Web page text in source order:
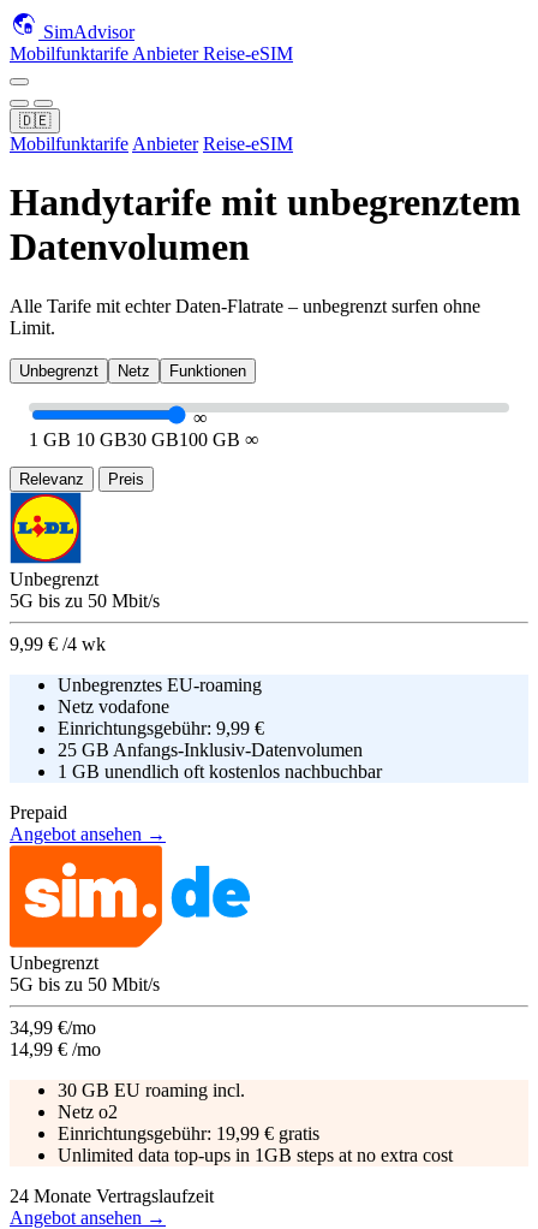
SimAdvisor
Mobilfunktarife AnbieterReise-eSIM
🇩🇪
Mobilfunktarife Anbieter Reise-eSIM
Handytarife mit unbegrenztem
Datenvolumen
Alle Tarife mit echter Daten-Flatrate – unbegrenzt surfen ohne
Limit.
Unbegrenzt Netz Funktionen
∞
1 GB 10 GB30 GB100 GB ∞
Relevanz Preis
Unbegrenzt
5G bis zu 50 Mbit/s
9,99 € /4 wk
Unbegrenztes EU-roaming
Netz vodafone
Einrichtungsgebühr: 9,99 €
25 GB Anfangs-Inklusiv-Datenvolumen
1 GB unendlich oft kostenlos nachbuchbar
Prepaid
Angebot ansehen →
Unbegrenzt
5G bis zu 50 Mbit/s
34,99 €/mo
14,99 € /mo
30 GB EU roaming incl.
Netz o2
Einrichtungsgebühr: 19,99 € gratis
Unlimited data top-ups in 1GB steps at no extra cost
24 Monate Vertragslaufzeit
Angebot ansehen →